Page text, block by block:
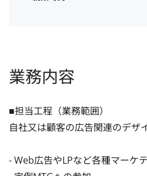
業務内容
■担当工程（業務範囲）
自社又は顧客の広告関連のデザ
- Web広告やLPなど各種マーケ